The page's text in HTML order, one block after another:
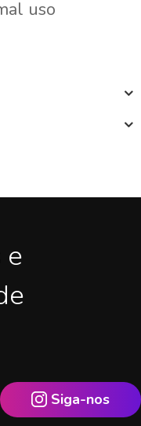
uso
e
Siga-nos